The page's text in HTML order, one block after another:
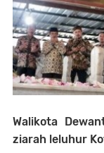
Walikota
ziarah leluhur